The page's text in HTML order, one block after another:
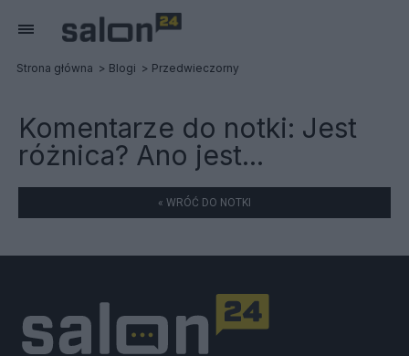
Strona główna Blogi Przedwieczorny
Komentarze do notki: Jest
różnica? Ano jest...
« WRÓĆ DO NOTKI